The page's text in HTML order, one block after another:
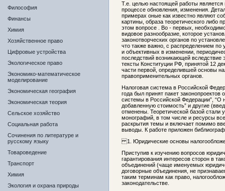
Философия
Финансы
Химия
Хозяйственное право
Цифровые устройства
Экологическое право
Экономико-математическое
моделирование
Экономическая география
Экономическая теория
Сельское хозяйство
Социальная работа
Сочинения по литературе и
русскому языку
Товароведение
Транспорт
Химия
Экология и охрана природы
Т.е. целью настоящей работы
процессе обновления, изменения.
примерах оные как известно являют
картины, образа теоретического либо
этом вопросе . Во - первых,
видовое разнообразие, которое
законотворческих органов по
что также важно, с распределением по
и объективных в изменении,
последствий возникающей вследствие
тексты Конституции РФ, принятой 12
части первой, определившей основы
правоприменительных органов.
Налоговая система в Российской
года был принят пакет
системы в Российской Федерации”, “О
добавленную стоимость” и другие
отменены. Теоретической базой стали
монографий, в том числе и ресурсы
раскрытия темы и включает помимо
выводы. К работе приложен
1. Юридические основы
Приступив к изучению вопросов
гарантирования интересов сторон в
объединений (чаще именуемых
договорные объединения, не
таким терминам как право,
законодательстве.